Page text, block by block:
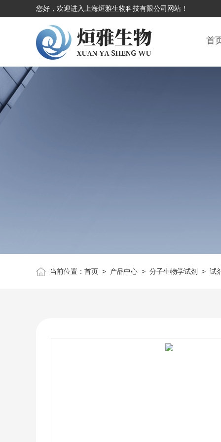
您好，欢迎进入上海烜雅生物科技有限公司网站！
首
当前位置： 首页> 产品中心> 分子生物学试剂 > 试